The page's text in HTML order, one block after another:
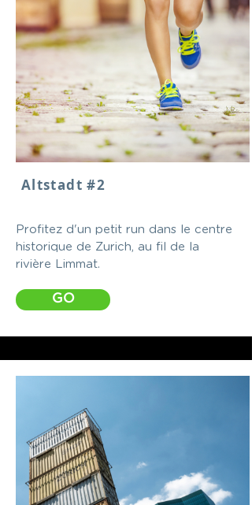
Altstadt #2
Profitez d'un petit run dans le centre
historique de Zurich, au fil de la
rivière Limmat.
GO